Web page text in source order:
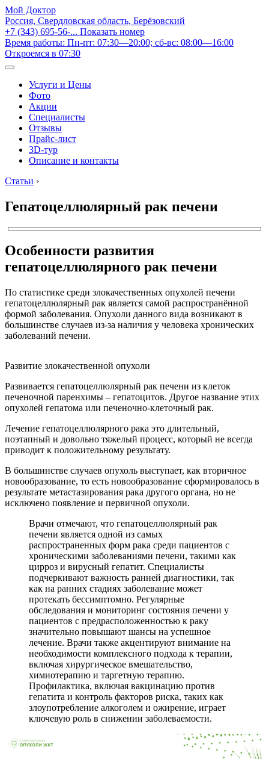
Мой Доктор
Россия, Свердловская область, Берёзовский
+7 (343) 695-56-... Показать номер
Время работы: Пн-пт: 07:30—20:00; сб-вс: 08:00—16:00
Откроемся в 07:30
Услуги и Цены
Фото
Акции
Специалисты
Отзывы
Прайс-лист
3D-тур
Описание и контакты
Статьи ›
Гепатоцеллюлярный рак печени
Особенности развития
гепатоцеллюлярного рак печени
По статистике среди злокачественных опухолей печени
гепатоцеллюлярный рак является самой распространённой
формой заболевания. Опухоли данного вида возникают в
большинстве случаев из-за наличия у человека хронических
заболеваний печени.
Развитие злокачественной опухоли
Развивается гепатоцеллюлярный рак печени из клеток
печеночной паренхимы – гепатоцитов. Другое название этих
опухолей гепатома или печеночно-клеточный рак.
Лечение гепатоцеллюлярного рака это длительный,
поэтапный и довольно тяжелый процесс, который не всегда
приводит к положительному результату.
В большинстве случаев опухоль выступает, как вторичное
новообразование, то есть новообразование сформировалось в
результате метастазирования рака другого органа, но не
исключено появление и первичной опухоли.
Врачи отмечают, что гепатоцеллюлярный рак
печени является одной из самых
распространенных форм рака среди пациентов с
хроническими заболеваниями печени, такими как
цирроз и вирусный гепатит. Специалисты
подчеркивают важность ранней диагностики, так
как на ранних стадиях заболевание может
протекать бессимптомно. Регулярные
обследования и мониторинг состояния печени у
пациентов с предрасположенностью к раку
значительно повышают шансы на успешное
лечение. Врачи также акцентируют внимание на
необходимости комплексного подхода к терапии,
включая хирургическое вмешательство,
химиотерапию и таргетную терапию.
Профилактика, включая вакцинацию против
гепатита и контроль факторов риска, таких как
злоупотребление алкоголем и ожирение, играет
ключевую роль в снижении заболеваемости.